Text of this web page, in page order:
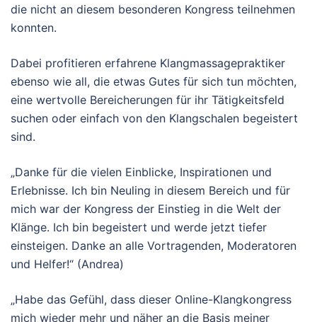
die nicht an diesem besonderen Kongress teilnehmen
konnten.
Dabei profitieren erfahrene Klangmassagepraktiker
ebenso wie all, die etwas Gutes für sich tun möchten,
eine wertvolle Bereicherungen für ihr Tätigkeitsfeld
suchen oder einfach von den Klangschalen begeistert
sind.
„Danke für die vielen Einblicke, Inspirationen und
Erlebnisse. Ich bin Neuling in diesem Bereich und für
mich war der Kongress der Einstieg in die Welt der
Klänge. Ich bin begeistert und werde jetzt tiefer
einsteigen. Danke an alle Vortragenden, Moderatoren
und Helfer!“ (Andrea)
„Habe das Gefühl, dass dieser Online-Klangkongress
mich wieder mehr und näher an die Basis meiner